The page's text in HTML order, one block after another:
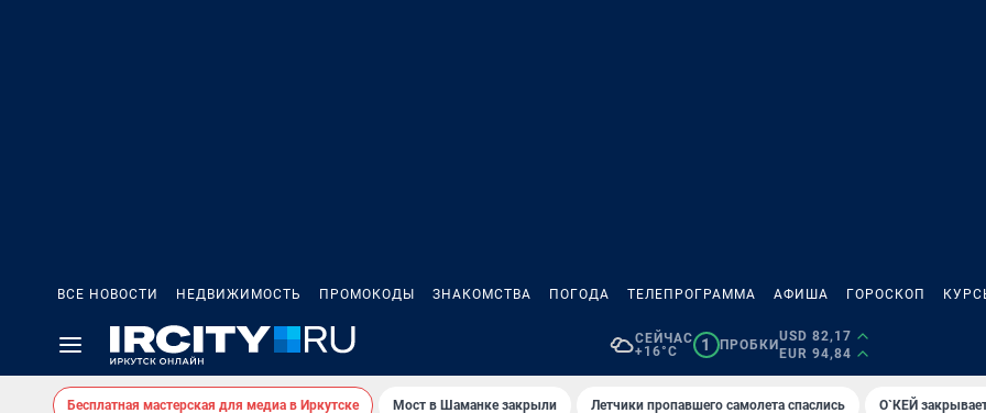
ВСЕ НОВОСТИ НЕДВИЖИМОСТЬ ПРОМОКОДЫ ЗНАКОМСТВА ПОГОДА ТЕЛЕПРОГРАММА АФИША ГОРОСКОП
СЕЙЧАС
+16°C
1 ПРОБКИ
USD 82,17
EUR 94,84
Бесплатная мастерская для медиа в Иркутске Мост в Шаманке закрыли Летчики пропавшего самолета спаслись О`КЕЙ